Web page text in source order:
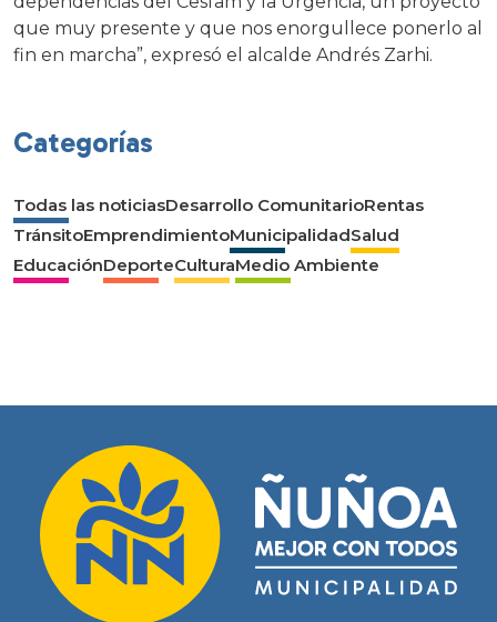
que muy presente y que nos enorgullece ponerlo al
fin en marcha”, expresó el alcalde Andrés Zarhi.
Categorías
Todas las noticiasDesarrollo ComunitarioRentas
TránsitoEmprendimientoMunicipalidadSalud
EducaciónDeporteCulturaMedio Ambiente